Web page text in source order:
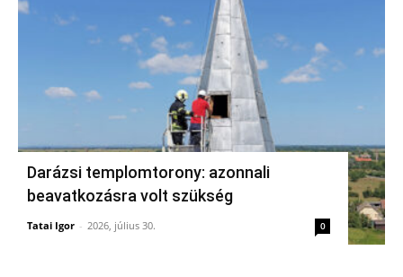
Darázsi templomtorony: azonnali
beavatkozásra volt szükség
Tatai Igor - 2026, július 30. 0